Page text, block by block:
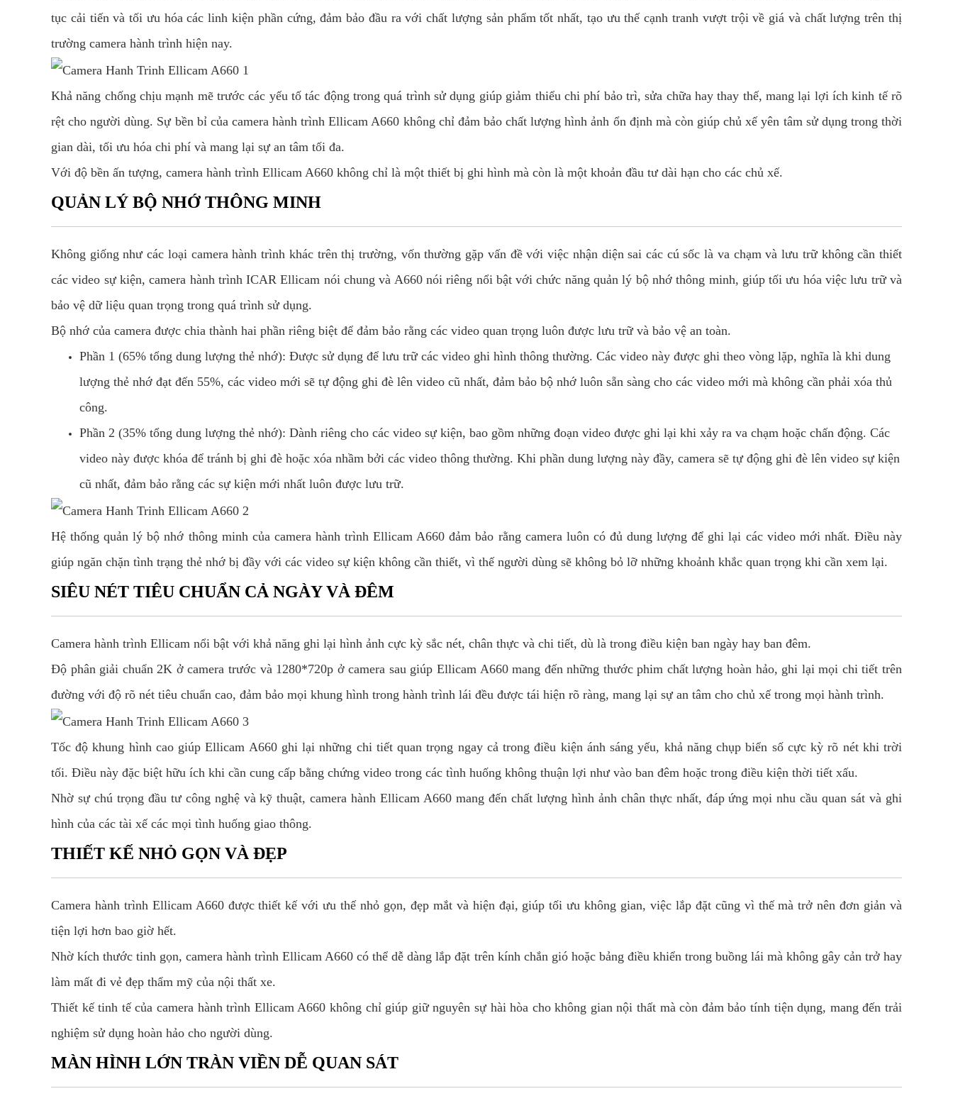
tục cải tiến và tối ưu hóa các linh kiện phần cứng, đảm bảo đầu ra với chất lượng sản phẩm tốt nhất, tạo ưu thế cạnh tranh vượt trội về giá và chất lượng trên thị
trường camera hành trình hiện nay.
Khả năng chống chịu mạnh mẽ trước các yếu tố tác động trong quá trình sử dụng giúp giảm thiểu chi phí bảo trì, sửa chữa hay thay thế, mang lại lợi ích kinh tế rõ
rệt cho người dùng. Sự bền bỉ của camera hành trình Ellicam A660 không chỉ đảm bảo chất lượng hình ảnh ổn định mà còn giúp chủ xế yên tâm sử dụng trong thời
gian dài, tối ưu hóa chi phí và mang lại sự an tâm tối đa.
Với độ bền ấn tượng, camera hành trình Ellicam A660 không chỉ là một thiết bị ghi hình mà còn là một khoản đầu tư dài hạn cho các chủ xế.
QUẢN LÝ BỘ NHỚ THÔNG MINH
Không giống như các loại camera hành trình khác trên thị trường, vốn thường gặp vấn đề với việc nhận diện sai các cú sốc là va chạm và lưu trữ không cần thiết
các video sự kiện, camera hành trình ICAR Ellicam nói chung và A660 nói riêng nổi bật với chức năng quản lý bộ nhớ thông minh, giúp tối ưu hóa việc lưu trữ và
bảo vệ dữ liệu quan trọng trong quá trình sử dụng.
Bộ nhớ của camera được chia thành hai phần riêng biệt để đảm bảo rằng các video quan trọng luôn được lưu trữ và bảo vệ an toàn.
Phần 1 (65% tổng dung lượng thẻ nhớ): Được sử dụng để lưu trữ các video ghi hình thông thường. Các video này được ghi theo vòng lặp, nghĩa là khi dung
lượng thẻ nhớ đạt đến 55%, các video mới sẽ tự động ghi đè lên video cũ nhất, đảm bảo bộ nhớ luôn sẵn sàng cho các video mới mà không cần phải xóa thủ
công.
Phần 2 (35% tổng dung lượng thẻ nhớ): Dành riêng cho các video sự kiện, bao gồm những đoạn video được ghi lại khi xảy ra va chạm hoặc chấn động. Các
video này được khóa để tránh bị ghi đè hoặc xóa nhầm bởi các video thông thường. Khi phần dung lượng này đầy, camera sẽ tự động ghi đè lên video sự kiện
cũ nhất, đảm bảo rằng các sự kiện mới nhất luôn được lưu trữ.
Hệ thống quản lý bộ nhớ thông minh của camera hành trình Ellicam A660 đảm bảo rằng camera luôn có đủ dung lượng để ghi lại các video mới nhất. Điều này
giúp ngăn chặn tình trạng thẻ nhớ bị đầy với các video sự kiện không cần thiết, vì thế người dùng sẽ không bỏ lỡ những khoảnh khắc quan trọng khi cần xem lại.
SIÊU NÉT TIÊU CHUẨN CẢ NGÀY VÀ ĐÊM
Camera hành trình Ellicam nổi bật với khả năng ghi lại hình ảnh cực kỳ sắc nét, chân thực và chi tiết, dù là trong điều kiện ban ngày hay ban đêm.
Độ phân giải chuẩn 2K ở camera trước và 1280*720p ở camera sau giúp Ellicam A660 mang đến những thước phim chất lượng hoàn hảo, ghi lại mọi chi tiết trên
đường với độ rõ nét tiêu chuẩn cao, đảm bảo mọi khung hình trong hành trình lái đều được tái hiện rõ ràng, mang lại sự an tâm cho chủ xế trong mọi hành trình.
Tốc độ khung hình cao giúp Ellicam A660 ghi lại những chi tiết quan trọng ngay cả trong điều kiện ánh sáng yếu, khả năng chụp biển số cực kỳ rõ nét khi trời
tối. Điều này đặc biệt hữu ích khi cần cung cấp bằng chứng video trong các tình huống không thuận lợi như vào ban đêm hoặc trong điều kiện thời tiết xấu.
Nhờ sự chú trọng đầu tư công nghệ và kỹ thuật, camera hành Ellicam A660 mang đến chất lượng hình ảnh chân thực nhất, đáp ứng mọi nhu cầu quan sát và ghi
hình của các tài xế các mọi tình huống giao thông.
THIẾT KẾ NHỎ GỌN VÀ ĐẸP
Camera hành trình Ellicam A660 được thiết kế với ưu thế nhỏ gọn, đẹp mắt và hiện đại, giúp tối ưu không gian, việc lắp đặt cũng vì thế mà trở nên đơn giản và
tiện lợi hơn bao giờ hết.
Nhờ kích thước tinh gọn, camera hành trình Ellicam A660 có thể dễ dàng lắp đặt trên kính chắn gió hoặc bảng điều khiển trong buồng lái mà không gây cản trở hay
làm mất đi vẻ đẹp thẩm mỹ của nội thất xe.
Thiết kế tinh tế của camera hành trình Ellicam A660 không chỉ giúp giữ nguyên sự hài hòa cho không gian nội thất mà còn đảm bảo tính tiện dụng, mang đến trải
nghiệm sử dụng hoàn hảo cho người dùng.
MÀN HÌNH LỚN TRÀN VIỀN DỄ QUAN SÁT